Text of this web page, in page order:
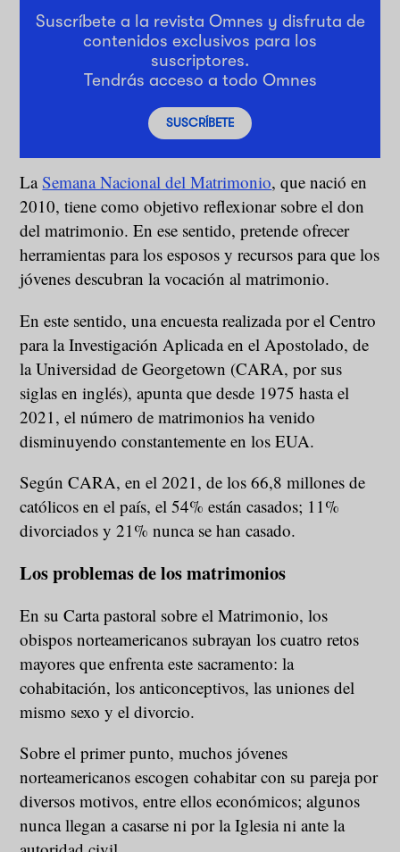
Suscríbete a la revista Omnes y disfruta de
contenidos exclusivos para los
suscriptores.
Tendrás acceso a todo Omnes
SUSCRÍBETE
LaSemana Nacional del Matrimonio, que nació en
2010, tiene como objetivo reflexionar sobre el don
del matrimonio. En ese sentido, pretende ofrecer
herramientas para los esposos y recursos para que los
jóvenes descubran la vocación al matrimonio.
En este sentido, una encuesta realizada por el Centro
para la Investigación Aplicada en el Apostolado, de
la Universidad de Georgetown (CARA, por sus
siglas en inglés), apunta que desde 1975 hasta el
2021, el número de matrimonios ha venido
disminuyendo constantemente en los EUA.
Según CARA, en el 2021, de los 66,8 millones de
católicos en el país, el 54% están casados; 11%
divorciados y 21% nunca se han casado.
Los problemas de los matrimonios
En su Carta pastoral sobre el Matrimonio, los
obispos norteamericanos subrayan los cuatro retos
mayores que enfrenta este sacramento: la
cohabitación, los anticonceptivos, las uniones del
mismo sexo y el divorcio.
Sobre el primer punto, muchos jóvenes
norteamericanos escogen cohabitar con su pareja por
diversos motivos, entre ellos económicos; algunos
nunca llegan a casarse ni por la Iglesia ni ante la